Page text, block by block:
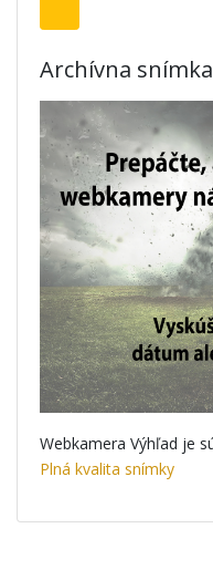
Archívna
Webkamera Výhľad je
Plná kvalita snímky